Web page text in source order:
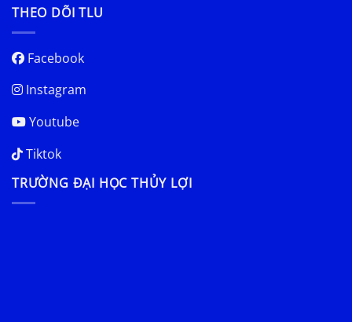
THEO DÕI TLU
Facebook
Instagram
Youtube
Tiktok
TRƯỜNG ĐẠI HỌC THỦY LỢI